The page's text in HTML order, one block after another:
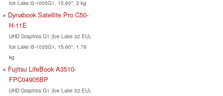
Ice Lake i3-1005G1, 15.60", 2 kg
Dynabook Satellite Pro C50-
H-11E
UHD Graphics G1 (Ice Lake 32 EU),
Ice Lake i5-1035G1, 15.60", 1.76
kg
Fujitsu LifeBook A3510-
FPC04905BP
UHD Graphics G1 (Ice Lake 32 EU),